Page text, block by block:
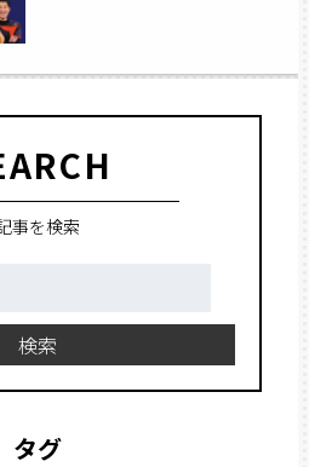
事を検索
検索
タグ